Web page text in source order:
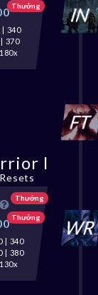
Thưởng
340
370
I
Thưởng
Thưởng
| 340
| 380